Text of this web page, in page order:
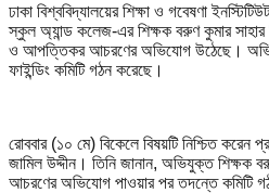
ঢাকা বিশ্ববিদ্যালয়ের শিক্ষা ও গবেষণা
স্কুল অ্যান্ড কলেজ-এর শিক্ষক বরুণ কুমার সাহার
ও আপত্তিকর আচরণের অভিযোগ উঠেছে।
ফাইন্ডিং কমিটি গঠন করেছে।
রোববার (১০ মে) বিকেলে বিষয়টি নিশ্চিত করেন
জামিল উদ্দীন। তিনি জানান, অভিযুক্ত শিক্ষক
আচরণের অভিযোগ পাওয়ার পর তদন্তে কমিটি